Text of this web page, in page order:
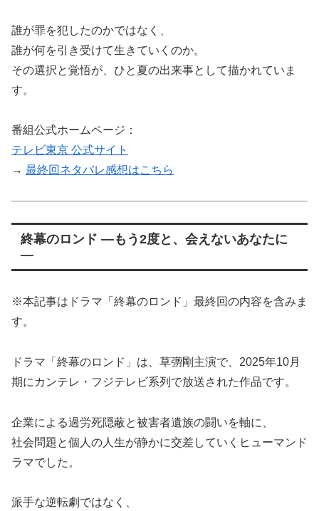
誰が罪を犯したのかではなく、
誰が何を引き受けて生きていくのか。
その選択と覚悟が、ひと夏の出来事として描かれていま
す。
番組公式ホームページ：
テレビ東京 公式サイト
→ 最終回ネタバレ感想はこちら
終幕のロンド ―もう2度と、会えないあなたに
―
※本記事はドラマ「終幕のロンド」最終回の内容を含みま
す。
ドラマ「終幕のロンド」は、草彅剛主演で、2025年10月
期にカンテレ・フジテレビ系列で放送された作品です。
企業による過労死隠蔽と被害者遺族の闘いを軸に、
社会問題と個人の人生が静かに交差していくヒューマンド
ラマでした。
派手な逆転劇ではなく、